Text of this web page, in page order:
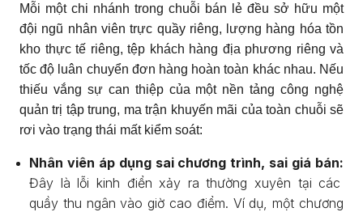
Mỗi một chi nhánh trong chuỗi bán lẻ đều sở hữu một
đội ngũ nhân viên trực quầy riêng, lượng hàng hóa tồn
kho thực tế riêng, tệp khách hàng địa phương riêng và
tốc độ luân chuyển đơn hàng hoàn toàn khác nhau. Nếu
thiếu vắng sự can thiệp của một nền tảng công nghệ
quản trị tập trung, ma trận khuyến mãi của toàn chuỗi sẽ
rơi vào trạng thái mất kiểm soát:
Nhân viên áp dụng sai chương trình, sai giá bán:
Đây là lỗi kinh điển xảy ra thường xuyên tại các
quầy thu ngân vào giờ cao điểm. Ví dụ, một chương